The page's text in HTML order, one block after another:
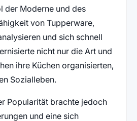
der Moderne und des
von Tupperware,
und sich schnell
nicht nur die Art und
ihre Küchen organisierten,
Sozialleben.
Popularität brachte jedoch
und eine sich